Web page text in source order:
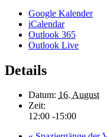
Google Kalender
iCalendar
Outlook 365
Outlook Live
Details
Datum: 16. August
Zeit:
12:00 -15:00